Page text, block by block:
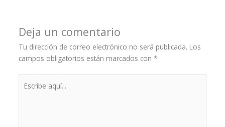
Deja un comentario
Tu dirección de correo electrónico no será publicada. Los
campos obligatorios están marcados con *
aquí...